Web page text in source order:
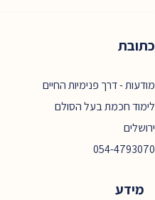
כתובת
מודעות - דרך פנימיות החיים
לימוד חכמת בעל הסולם
ירושלים
054-4793070
מידע